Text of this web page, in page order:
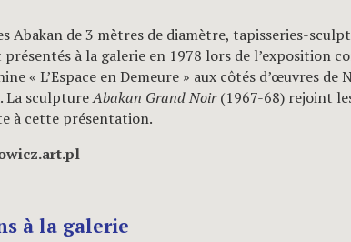
Abakan de 3 mètres de diamètre, tapisseries-
à la galerie en 1978 lors de l’exposition
« L’Espace en Demeure » aux côtés d’œuvres de
La sculptureAbakan Grand Noir(1967-68) rejoint
à cette présentation.
à la galerie